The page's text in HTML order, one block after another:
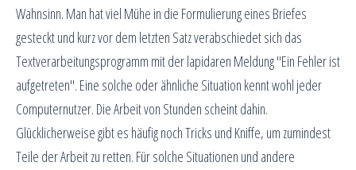
Wahnsinn. Man hat viel Mühe in die Formulierung eines Briefes
gesteckt und kurz vor dem letzten Satz verabschiedet sich das
Textverarbeitungsprogramm mit der lapidaren Meldung "Ein Fehler ist
aufgetreten". Eine solche oder ähnliche Situation kennt wohl jeder
Computernutzer. Die Arbeit von Stunden scheint dahin.
Glücklicherweise gibt es häufig noch Tricks und Kniffe, um zumindest
Teile der Arbeit zu retten. Für solche Situationen und andere